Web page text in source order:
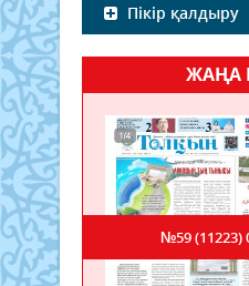
Пікір қалдыру
ЖАҢА
№59 (11223)